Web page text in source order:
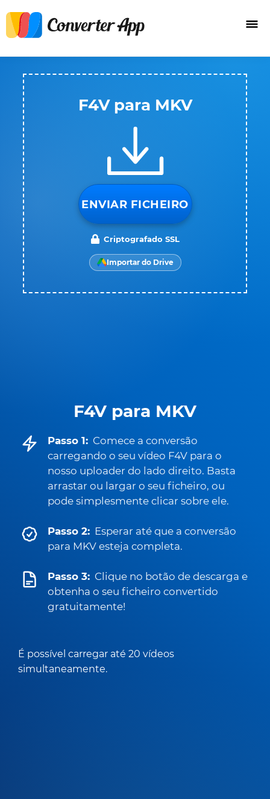
F4V para MKV
Passo 1: Comece a conversão
carregando o seu vídeo F4V para o
nosso uploader do lado direito. Basta
arrastar ou largar o seu ficheiro, ou
pode simplesmente clicar sobre ele.
Passo 2: Esperar até que a conversão
para MKV esteja completa.
Passo 3: Clique no botão de descarga e
obtenha o seu ficheiro convertido
gratuitamente!
É possível carregar até 20 vídeos
simultaneamente.
F4V para MKV
ENVIAR FICHEIRO
Criptografado SSL
Importar do Drive